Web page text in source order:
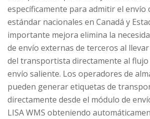
específicamente para admitir el envío
estándar nacionales en Canadá y
importante mejora elimina la
de envío externas de terceros al
del transportista directamente al
envío saliente. Los operadores de
pueden generar etiquetas de
directamente desde el módulo de
LISA WMS obteniendo